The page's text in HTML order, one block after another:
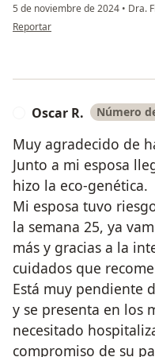
5 de noviembre de 2024 • Dra.
en opinión del usuario Nicolle
Reportar
Oscar R. Número
Muy agradecido de
Junto a mi esposa
hizo la eco-genética.
Mi esposa tuvo
la semana 25, ya
más y gracias a la
cuidados que
Está muy pendiente
y se presenta en los
necesitado
compromiso de su